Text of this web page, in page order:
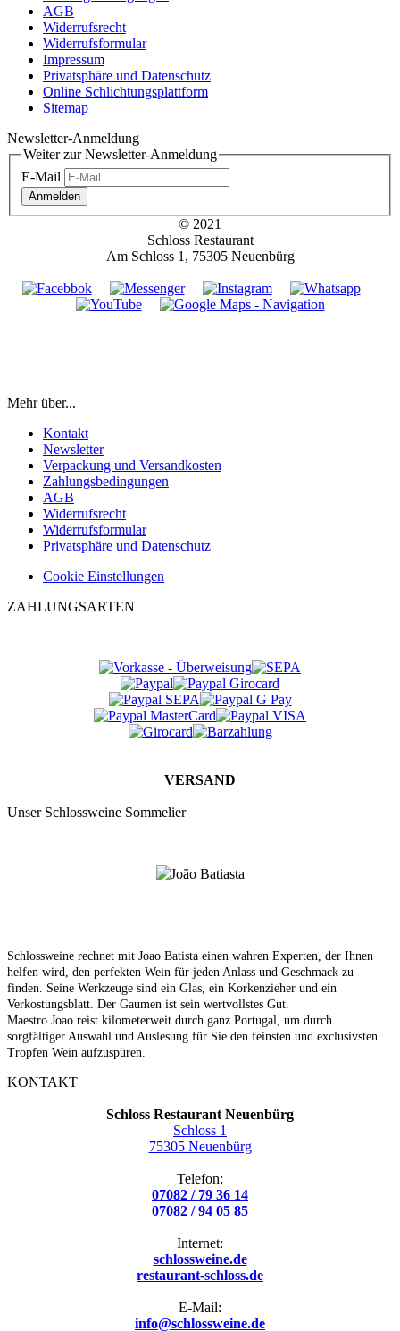
AGB
Widerrufsrecht
Widerrufsformular
Impressum
Privatsphäre und Datenschutz
Online Schlichtungsplattform
Sitemap
Newsletter-Anmeldung
Weiter zur Newsletter-Anmeldung
E-Mail
Anmelden
© 2021
Schloss Restaurant
Am Schloss 1, 75305 Neuenbürg
Mehr über...
Kontakt
Newsletter
Verpackung und Versandkosten
Zahlungsbedingungen
AGB
Widerrufsrecht
Widerrufsformular
Privatsphäre und Datenschutz
Cookie Einstellungen
ZAHLUNGSARTEN
VERSAND
Unser Schlossweine Sommelier
Schlossweine rechnet mit Joao Batista einen wahren Experten, der Ihnen
helfen wird, den perfekten Wein für jeden Anlass und Geschmack zu
finden. Seine Werkzeuge sind ein Glas, ein Korkenzieher und ein
Verkostungsblatt. Der Gaumen ist sein wertvollstes Gut.
Maestro Joao reist kilometerweit durch ganz Portugal, um durch
sorgfältiger Auswahl und Auslesung für Sie den feinsten und exclusivsten
Tropfen Wein aufzuspüren.
KONTAKT
Schloss Restaurant Neuenbürg
Schloss 1
75305 Neuenbürg
Telefon:
07082 / 79 36 14
07082 / 94 05 85
Internet:
schlossweine.de
restaurant-schloss.de
E-Mail:
info@schlossweine.de